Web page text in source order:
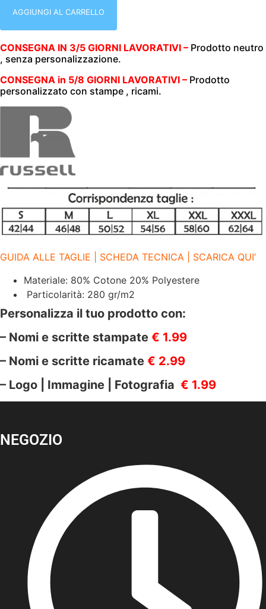
INTERA
CAPPUCCIO
280
GR/M2
MEN'S
AUTHENTIC
ZIPPED
HOOD
RUSSELL
JE266M
LIGHT
OXFORD
LX
AGGIUNGI AL CARRELLO
CONSEGNA IN 3/5 GIORNI LAVORATIVI – Prodotto neutro
, senza personalizzazione.
CONSEGNA in 5/8 GIORNI LAVORATIVI – Prodotto
personalizzato con stampe , ricami.
GUIDA ALLE TAGLIE | SCHEDA TECNICA | SCARICA QUI’
Materiale: 80% Cotone 20% Polyestere
Particolarità: 280 gr/m2
Personalizza il tuo prodotto con:
– Nomi e scritte stampate € 1.99
– Nomi e scritte ricamate € 2.99
– Logo | Immagine | Fotografia € 1.99
NEGOZIO